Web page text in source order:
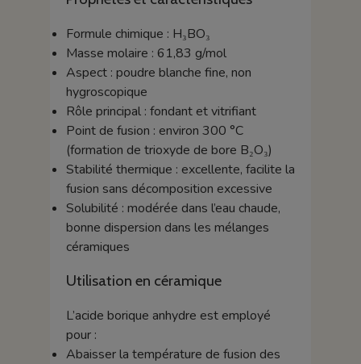
Formule chimique : H₃BO₃
Masse molaire : 61,83 g/mol
Aspect : poudre blanche fine, non
hygroscopique
Rôle principal : fondant et vitrifiant
Point de fusion : environ 300 °C
(formation de trioxyde de bore B₂O₃)
Stabilité thermique : excellente, facilite la
fusion sans décomposition excessive
Solubilité : modérée dans l’eau chaude,
bonne dispersion dans les mélanges
céramiques
Utilisation en céramique
L’acide borique anhydre est employé
pour :
Abaisser la température de fusion des